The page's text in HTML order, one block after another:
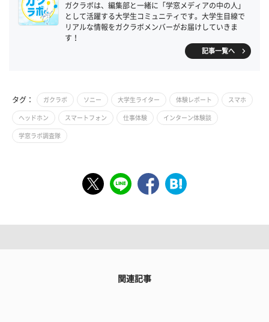
ガクラボは、編集部と一緒に「学窓メディアの中の人」
として活躍する大学生コミュニティです。大学生目線で
リアルな情報をガクラボメンバーがお届けしていきま
す！
記事一覧へ
タグ： ガクラボ ソニー 大学生ライター 体験レポート スマホ
ヘッドホン スマートフォン 仕事体験 インターン体験談
学窓ラボ調査隊
関連記事